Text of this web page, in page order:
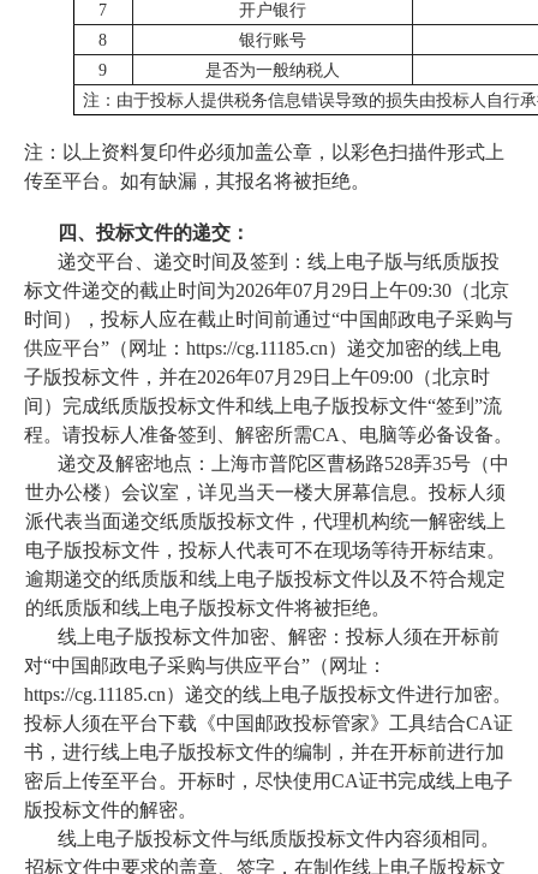
7
开户银行
8
银行账号
9
是否为一般纳税人
注：由于投标人提供税务信息错误导致的损失由投标人自行
注：以上资料复印件必须加盖公章，以彩色扫描件形式上
传至平台。如有缺漏，其报名将被拒绝。
四、投标文件的递交：
递交平台、递交时间及签到：线上电子版与纸质版投
标文件递交的截止时间为2026年07月29日上午09:30（北京
时间），投标人应在截止时间前通过“中国邮政电子采购与
供应平台”（网址：https://cg.11185.cn）递交加密的线上电
子版投标文件，并在2026年07月29日上午09:00（北京时
间）完成纸质版投标文件和线上电子版投标文件“签到”流
程。请投标人准备签到、解密所需CA、电脑等必备设备。
递交及解密地点：上海市普陀区曹杨路528弄35号（中
世办公楼）会议室，详见当天一楼大屏幕信息。投标人须
派代表当面递交纸质版投标文件，代理机构统一解密线上
电子版投标文件，投标人代表可不在现场等待开标结束。
逾期递交的纸质版和线上电子版投标文件以及不符合规定
的纸质版和线上电子版投标文件将被拒绝。
线上电子版投标文件加密、解密：投标人须在开标前
对“中国邮政电子采购与供应平台”（网址：
https://cg.11185.cn）递交的线上电子版投标文件进行加密。
投标人须在平台下载《中国邮政投标管家》工具结合CA证
书，进行线上电子版投标文件的编制，并在开标前进行加
密后上传至平台。开标时，尽快使用CA证书完成线上电子
版投标文件的解密。
线上电子版投标文件与纸质版投标文件内容须相同。
招标文件中要求的盖章、签字，在制作线上电子版投标文